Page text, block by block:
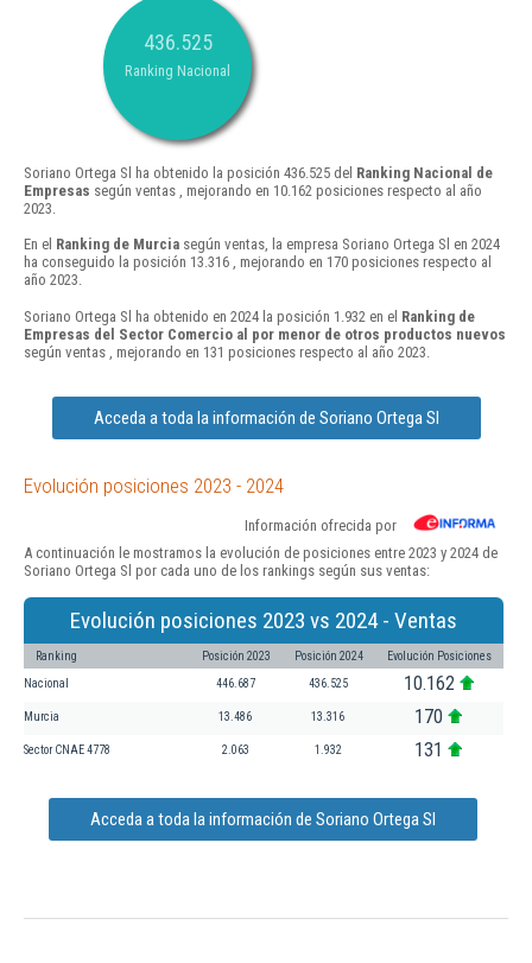
436.525
Ranking Nacional
Soriano Ortega Sl ha obtenido la posición 436.525 del Ranking Nacional de
Empresas según ventas , mejorando en 10.162 posiciones respecto al año
2023.
En el Ranking de Murcia según ventas, la empresa Soriano Ortega Sl en 2024
ha conseguido la posición 13.316 , mejorando en 170 posiciones respecto al
año 2023.
Soriano Ortega Sl ha obtenido en 2024 la posición 1.932 en el Ranking de
Empresas del Sector Comercio al por menor de otros productos nuevos
según ventas , mejorando en 131 posiciones respecto al año 2023.
Acceda a toda la información de Soriano Ortega Sl
Evolución posiciones 2023 - 2024
Información ofrecida por
A continuación le mostramos la evolución de posiciones entre 2023 y 2024 de
Soriano Ortega Sl por cada uno de los rankings según sus ventas:
Evolución posiciones 2023 vs 2024 - Ventas
Ranking Posición 2023 Posición 2024 Evolución Posiciones
Nacional 446.687 436.525 10.162
Murcia 13.486 13.316 170
Sector CNAE 4778 2.063 1.932 131
Acceda a toda la información de Soriano Ortega Sl